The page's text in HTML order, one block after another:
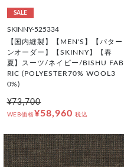
SALE
SKINNY-525334
【国内縫製】【MEN'S】【パター
ンオーダー】【SKINNY】【春
夏】スーツ/ネイビー/BISHU FAB
RIC (POLYESTER70% WOOL3
0%)
¥73,700
WEB価格¥58,960 税込